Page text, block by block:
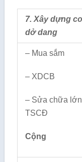
7. Xây dựng
dở dang
– Mua sắm
– XDCB
– Sửa chữa lớn
TSCĐ
Cộng